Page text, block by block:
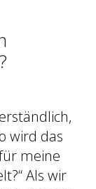
wird das
meine
Als wir